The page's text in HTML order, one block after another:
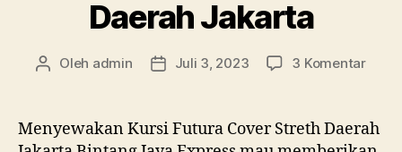
Daerah Jakarta
Penulis
Oleh admin
Tanggal
Juli 3, 2023 3 Komentarpada
Menyewakan Kursi Futura Cover Streth Daerah